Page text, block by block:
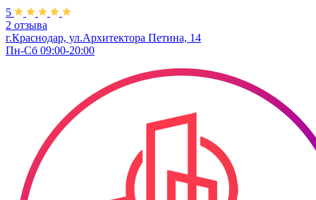
5
2 отзыва
г.Краснодар, ул.Архитектора Петина, 14
Пн-Сб 09:00-20:00